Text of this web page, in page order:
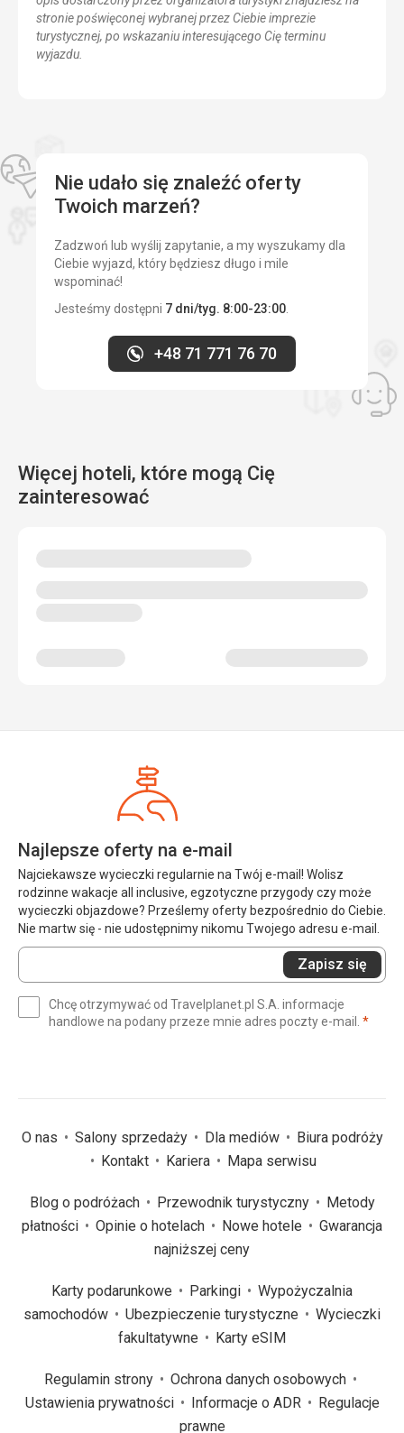
stronie poświęconej wybranej przez Ciebie imprezie
turystycznej, po wskazaniu interesującego Cię terminu
wyjazdu.
Nie udało się znaleźć oferty
Twoich marzeń?
Zadzwoń lub wyślij zapytanie, a my wyszukamy dla
Ciebie wyjazd, który będziesz długo i mile
wspominać!
Jesteśmy dostępni 7 dni/tyg. 8:00-23:00
+48 71 771 76 70
Więcej hoteli, które mogą Cię
zainteresować
Najlepsze oferty na e-mail
Najciekawsze wycieczki regularnie na Twój e-mail! Wolisz
rodzinne wakacje all inclusive, egzotyczne przygody czy może
wycieczki objazdowe? Prześlemy oferty bezpośrednio do Ciebie.
Nie martw się - nie udostępnimy nikomu Twojego adresu e-mail.
Wprowadź
swój
(wymagane)
Zapisz się
Chcę otrzymywać od Travelplanet.pl S.A. informacje
handlowe na podany przeze mnie adres poczty e-mail. *
O nas Salony sprzedaży Dla mediów
Biura podróży
Kontakt
Kariera Mapa serwisu
Blog o podróżach Przewodnik turystyczny
Metody
płatności
Opinie o hotelach Nowe hotele
Gwarancja
najniższej ceny
Karty podarunkowe Parkingi
Wypożyczalnia
samochodów
Ubezpieczenie turystyczne
Wycieczki
fakultatywne
Karty eSIM
Regulamin strony
Ochrona danych osobowych
Ustawienia prywatności
Informacje o ADR
Regulacje
prawne